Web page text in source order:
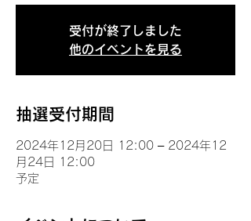
受付が終了しました
他のイベントを見る
抽選受付期間
2024年12月20日 12:00 – 2024年12
月24日 12:00
予定